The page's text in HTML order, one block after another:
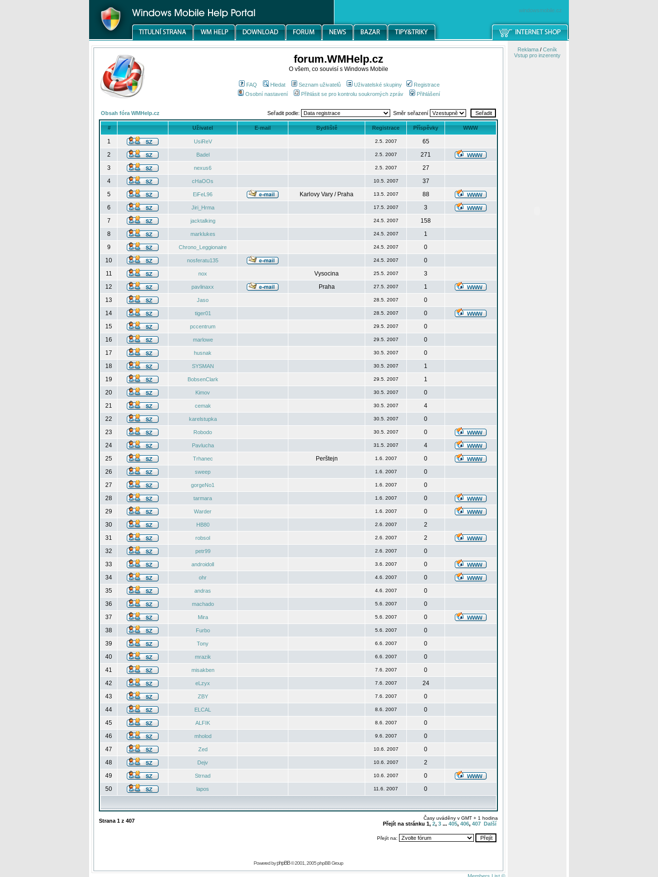
windowsmobile.cz
forum.WMHelp.cz
O všem, co souvisí s Windows Mobile
FAQ Hledat Seznam uživatelů Uživatelské skupiny
Registrace
Osobní nastavení
Přihlásit se pro kontrolu soukromých zpráv Přihlášení
Obsah fóra WMHelp.cz Seřadit podle: Směr seřazení
# Uživatel E-mail Bydliště Registrace Příspěvky WWW
1 UsiReV 2.5. 2007
65
2
Badel 2.5. 2007
271
3
nexus6 2.5. 2007
27
4
cHaOOs 10.5. 2007
37
5
EiFeL96 Karlovy Vary / Praha 13.5. 2007
88
6
Jiri_Hrma 17.5. 2007
3
7
jacktalking 24.5. 2007
158
8
marklukes 24.5. 2007
1
9
Chrono_Leggionaire 24.5. 2007
0
10
nosferatu135 24.5. 2007
0
11
nox Vysocina 25.5. 2007
3
12
pavlinaxx Praha 27.5. 2007
1
13
Jaso 28.5. 2007
0
14
tiger01 28.5. 2007
0
15
pccentrum 29.5. 2007
0
16
marlowe 29.5. 2007
0
17
husnak 30.5. 2007
0
18
SYSMAN 30.5. 2007
1
19
BobsenClark 29.5. 2007
1
20
Kimov 30.5. 2007
0
21
cemak 30.5. 2007
4
22
karelstupka 30.5. 2007
0
23
Robodo 30.5. 2007
0
24
Pavlucha 31.5. 2007
4
25
Trhanec Perštejn 1.6. 2007
0
26
sweep 1.6. 2007
0
27
gorgeNo1 1.6. 2007
0
28
tarmara 1.6. 2007
0
29
Warder 1.6. 2007
0
30
HB80 2.6. 2007
2
31
robsol 2.6. 2007
2
32
petr99 2.6. 2007
0
33
androidoll 3.6. 2007
0
34
ohr 4.6. 2007
0
35
andras 4.6. 2007
0
36
machado 5.6. 2007
0
37
Mira 5.6. 2007
0
38
Furbo 5.6. 2007
0
39
Tony 6.6. 2007
0
40
mrazik 6.6. 2007
0
41
misakben 7.6. 2007
0
42
eLzyx 7.6. 2007
24
43
ZBY 7.6. 2007
0
44
ELCAL 8.6. 2007
0
45
ALFIK 8.6. 2007
0
46
mholod 9.6. 2007
0
47
Zed 10.6. 2007
0
48
Dejv 10.6. 2007
2
49
Strnad 10.6. 2007
0
50
lapos 11.6. 2007 0
Strana 1 z 407 Časy uváděny v GMT + 1 hodina
Přejít na stránku 1, 2, 3 ... 405, 406, 407 Další
Přejít na:
Powered byphpBB© 2001, 2005 phpBB Group
Reklama/ Ceník
Vstup pro inzerenty